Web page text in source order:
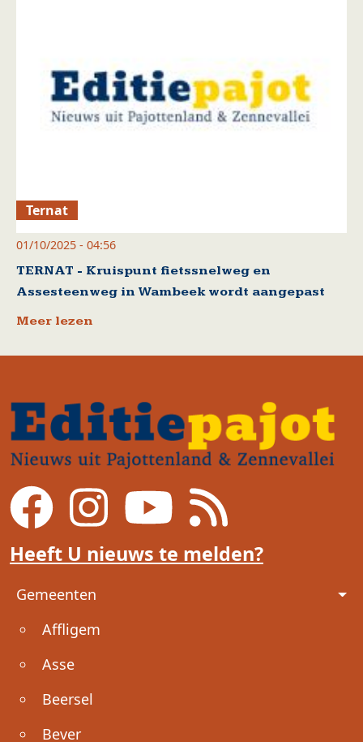
Ternat
01/10/2025 - 04:56
TERNAT - Kruispunt fietssnelweg en
Assesteenweg in Wambeek wordt aangepast
Meer lezen
Heeft U nieuws te melden?
Voet
Gemeenten
Affligem
Asse
Beersel
Bever